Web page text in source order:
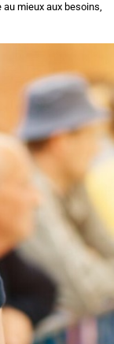
au mieux aux besoins,